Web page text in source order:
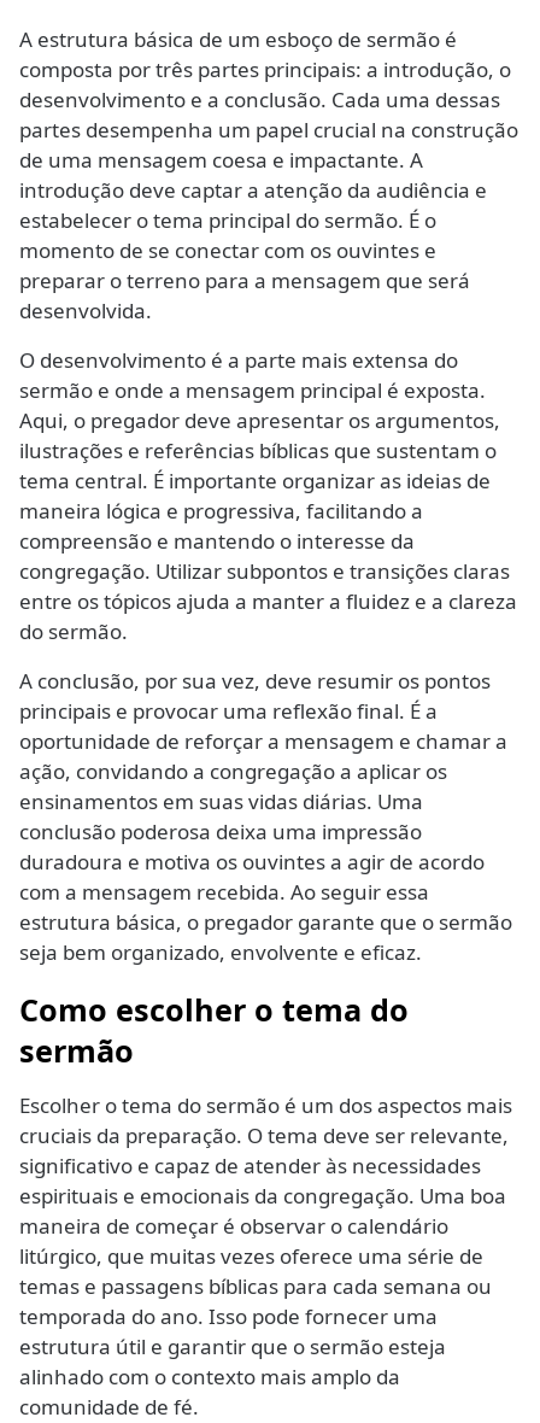
A estrutura básica de um esboço de sermão é
composta por três partes principais: a introdução, o
desenvolvimento e a conclusão. Cada uma dessas
partes desempenha um papel crucial na construção
de uma mensagem coesa e impactante. A
introdução deve captar a atenção da audiência e
estabelecer o tema principal do sermão. É o
momento de se conectar com os ouvintes e
preparar o terreno para a mensagem que será
desenvolvida.
O desenvolvimento é a parte mais extensa do
sermão e onde a mensagem principal é exposta.
Aqui, o pregador deve apresentar os argumentos,
ilustrações e referências bíblicas que sustentam o
tema central. É importante organizar as ideias de
maneira lógica e progressiva, facilitando a
compreensão e mantendo o interesse da
congregação. Utilizar subpontos e transições claras
entre os tópicos ajuda a manter a fluidez e a clareza
do sermão.
A conclusão, por sua vez, deve resumir os pontos
principais e provocar uma reflexão final. É a
oportunidade de reforçar a mensagem e chamar a
ação, convidando a congregação a aplicar os
ensinamentos em suas vidas diárias. Uma
conclusão poderosa deixa uma impressão
duradoura e motiva os ouvintes a agir de acordo
com a mensagem recebida. Ao seguir essa
estrutura básica, o pregador garante que o sermão
seja bem organizado, envolvente e eficaz.
Como escolher o tema do
sermão
Escolher o tema do sermão é um dos aspectos mais
cruciais da preparação. O tema deve ser relevante,
significativo e capaz de atender às necessidades
espirituais e emocionais da congregação. Uma boa
maneira de começar é observar o calendário
litúrgico, que muitas vezes oferece uma série de
temas e passagens bíblicas para cada semana ou
temporada do ano. Isso pode fornecer uma
estrutura útil e garantir que o sermão esteja
alinhado com o contexto mais amplo da
comunidade de fé.